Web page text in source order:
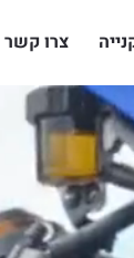
צרו קשר